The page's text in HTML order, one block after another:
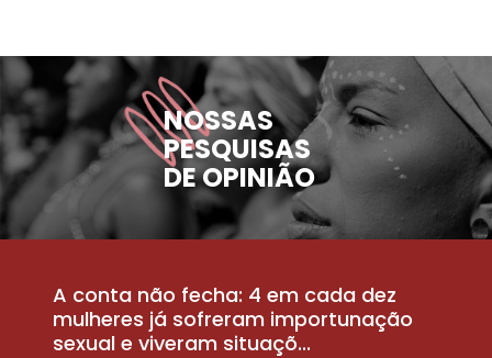
NOSSAS
PESQUISAS
DE OPINIÃO
A conta não fecha: 4 em cada dez
mulheres já sofreram importunação
sexual e viveram situaçõ...